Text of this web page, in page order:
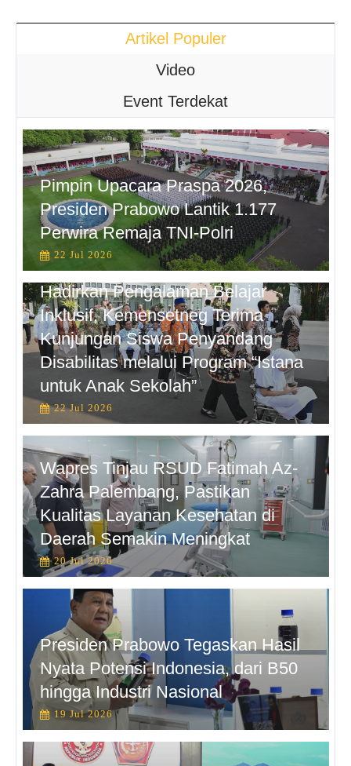
Artikel Populer
Video
Event Terdekat
Pimpin Upacara Praspa 2026,
Presiden Prabowo Lantik 1.177
Perwira Remaja TNI-Polri
22 Jul 2026
Hadirkan Pengalaman Belajar
Inklusif, Kemensetneg Terima
Kunjungan Siswa Penyandang
Disabilitas melalui Program “Istana
untuk Anak Sekolah”
22 Jul 2026
Wapres Tinjau RSUD Fatimah Az-
Zahra Palembang, Pastikan
Kualitas Layanan Kesehatan di
Daerah Semakin Meningkat
20 Jul 2026
Presiden Prabowo Tegaskan Hasil
Nyata Potensi Indonesia, dari B50
hingga Industri Nasional
19 Jul 2026